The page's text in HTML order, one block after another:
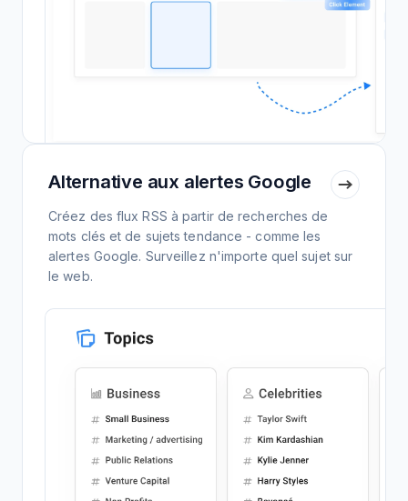
Alternative aux alertes Google
Créez des flux RSS à partir de recherches de
mots clés et de sujets tendance - comme les
alertes Google. Surveillez n'importe quel sujet sur
le web.